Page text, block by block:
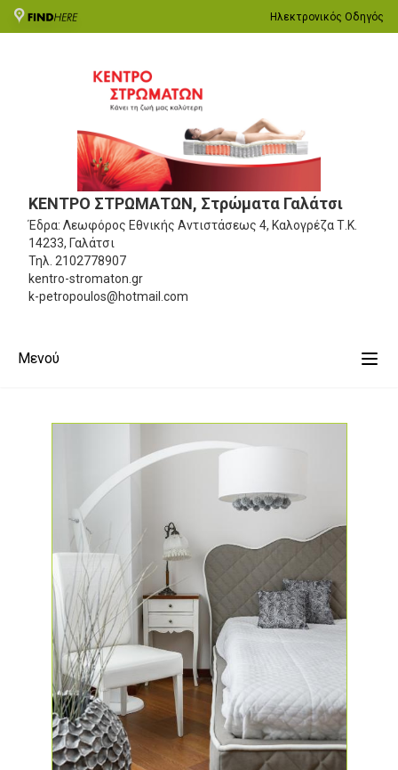
Ηλεκτρονικός Οδηγός
ΚΕΝΤΡΟ ΣΤΡΩΜΑΤΩΝ, Στρώματα Γαλάτσι
Έδρα: Λεωφόρος Εθνικής Αντιστάσεως 4, ΚαλογρέζαΤ.Κ.
14233, Γαλάτσι
Τηλ. 2102778907
kentro-stromaton.gr
k-petropoulos@hotmail.com
Μενού